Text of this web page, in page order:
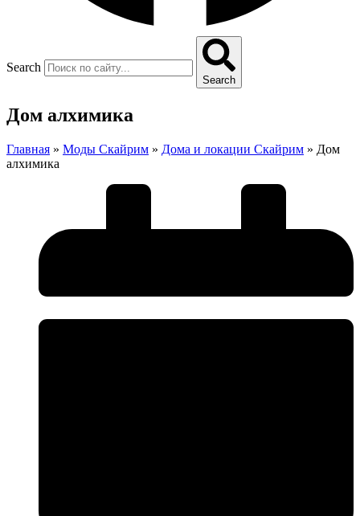
Search
Search
Дом алхимика
Главная » Моды Скайрим » Дома и локации Скайрим » Дом
алхимика